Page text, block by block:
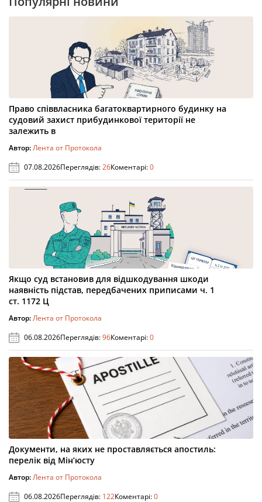
Право співвласника багатоквартирного будинку на
судовий захист прибудинкової території не
залежить в
Автор:Лента от Протокола
07.08.2026Переглядів:26Коментарі:0
Якщо суд встановив для відшкодування шкоди
наявність підстав, передбачених приписами ч. 1
ст. 1172 Ц
Автор:Лента от Протокола
06.08.2026Переглядів:96Коментарі:0
Документи, на яких не проставляється апостиль:
перелік від Мін’юсту
Автор:Лента от Протокола
06.08.2026Переглядів: 122Коментарі:0